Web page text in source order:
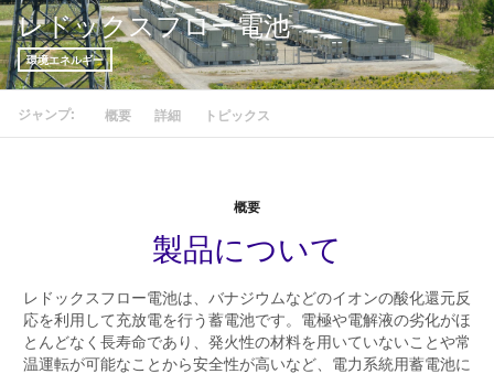
レドックスフロー電池
環境エネルギー
ジャンプ: 概要 詳細 トピックス
概要
製品について
レドックスフロー電池は、バナジウムなどのイオンの酸化還元反
応を利用して充放電を行う蓄電池です。電極や電解液の劣化がほ
とんどなく長寿命であり、発火性の材料を用いていないことや常
温運転が可能なことから安全性が高いなど、電力系統用蓄電池に